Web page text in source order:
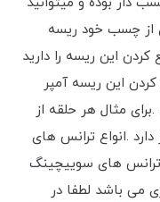
از چسب خود ریسه
قطع کردن این ریسه را دارید
این ریسه آمپر
مثال هر حلقه از
دارد .انواع ترانس های
های سوییچینگ
.حلقه های این ریسه ۱۰ متری می باشد لطفا در